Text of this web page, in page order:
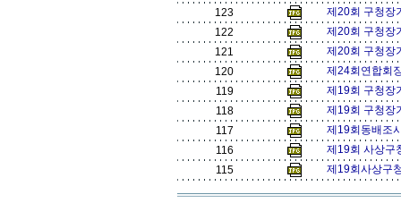
123
제20회 구청
122
제20회 구청
121
제20회 구청
120
제24회연합회
119
제19회 구청
118
제19회 구청
117
제19회동배조
116
제19회 사상구
115
제19회사상구